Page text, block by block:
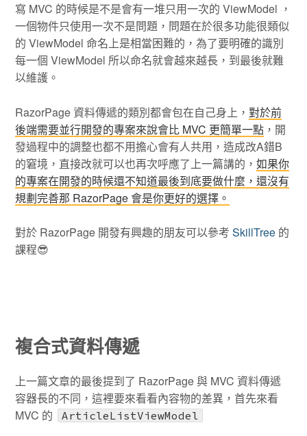
寫 MVC 的時候是不是會有一堆只用一次的 ViewModel ，
一個物件只使用一次不是問題，問題在於很多功能很類似
的 ViewModel 命名上是相當困難的，為了要明確的識別
每一個 ViewModel 所以命名就會越來越長，到最後就難
以維護。
RazorPage 資料傳遞的類別都會包在自己身上，對於前
後端需要並行開發的專案來說會比 MVC 更簡單一點 ，開
發過程中的調整也都不用擔心會有人共用，造成改A錯B
的窘境，直接改就可以也再次呼應了上一篇講的，如果你
的專案在開發的時候還不知道最後到底要做什麼，還沒有
規劃完善那 RazorPage 會是你更好的選擇。
對於 RazorPage 開發有興趣的朋友可以參考SkillTree 的
課程😎
複合式資料傳遞
上一篇文章的最後提到了 RazorPage 與 MVC 資料傳遞
容器長的不同，這裡要來看看內容物的差異，首先來看
MVC 的
ArticleListViewModel